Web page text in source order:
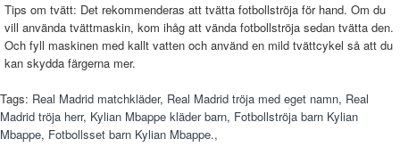
Tips om tvätt: Det rekommenderas att tvätta fotbollströja för hand. Om du
vill använda tvättmaskin, kom ihåg att vända fotbollströja sedan tvätta den.
Och fyll maskinen med kallt vatten och använd en mild tvättcykel så att du
kan skydda färgerna mer.
Tags: Real Madrid matchkläder, Real Madrid tröja med eget namn, Real
Madrid tröja herr, Kylian Mbappe kläder barn, Fotbollströja barn Kylian
Mbappe, Fotbollsset barn Kylian Mbappe.,